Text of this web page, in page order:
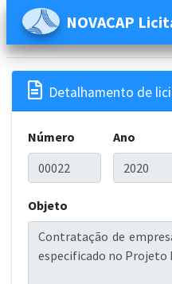
NOVACAP
 Detalhamento de
Número Ano
Objeto